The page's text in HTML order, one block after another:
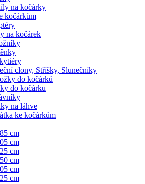
na kočárky
kočárkům
na kočárek
clony, Stříšky, Slunečníky
do kočárků
do kočárku
na láhve
ke kočárkům
cm
cm
cm
cm
cm
cm